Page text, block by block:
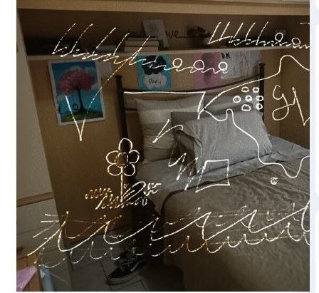
La chiusura delle scuole dovuta all’emergenza
non ci ha permesso di concludere alcuni percorsi in
questi casi abbiamo chiesto ai ragazzi costretti nelle
concludere le attività in una modalità a distanza,
elaborato finale che concluda la riflessione avviata
Le studentesse e gli studenti delle classi 2° AME e 2°
Valdarno di San Giovanni Valdarno hanno
della propria intimità e della loro vita. Abbiamo
disegnare liberamente al ritmo del loro pezzo
L’immagine che fa da sfondo a ogni elaborato
cui hanno realizzato il proprio schizzo ascoltando la
Alcuni di loro hanno condiviso con noi il risultato
svolto. La didascalia corrisponde al titolo del brano
durante l’esecuzione del disegno.